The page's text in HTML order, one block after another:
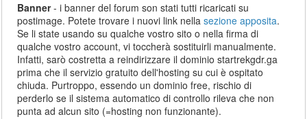
Banner- i banner del forum son stati tutti ricaricati su
postimage. Potete trovare i nuovi link nellasezione apposita.
Se li state usando su qualche vostro sito o nella firma di
qualche vostro account, vi toccherà sostituirli manualmente.
Infatti, sarò costretta a reindirizzare il dominio startrekgdr.ga
prima che il servizio gratuito dell'hosting su cui è ospitato
chiuda. Purtroppo, essendo un dominio free, rischio di
perderlo se il sistema automatico di controllo rileva che non
punta ad alcun sito (=hosting non funzionante).